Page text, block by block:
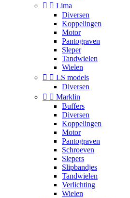
  Lima
Diversen
Koppelingen
Motor
Pantograven
Sleper
Tandwielen
Wielen
  LS models
Diversen
  Marklin
Buffers
Diversen
Koppelingen
Motor
Pantograven
Schroeven
Slepers
Slipbandjes
Tandwielen
Verlichting
Wielen